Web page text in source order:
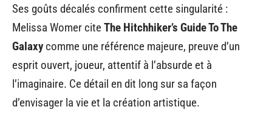
Ses goûts décalés confirment cette singularité :
Melissa Womer citeThe Hitchhiker’s Guide To The
Galaxycomme une référence majeure, preuve d’un
esprit ouvert, joueur, attentif à l’absurde et à
l’imaginaire. Ce détail en dit long sur sa façon
d’envisager la vie et la création artistique.